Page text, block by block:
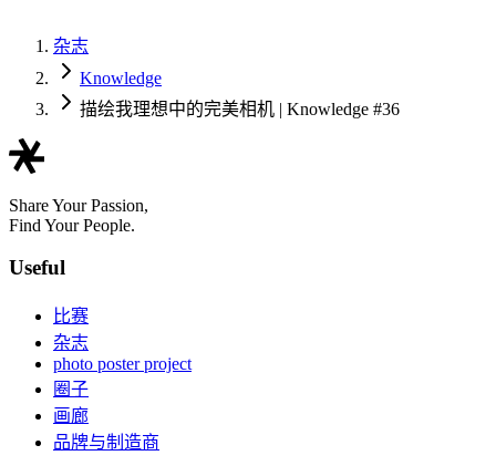
杂志
Knowledge
描绘我理想中的完美相机 | Knowledge #36
Share Your Passion,
Find Your People.
Useful
比赛
杂志
photo poster project
圈子
画廊
品牌与制造商